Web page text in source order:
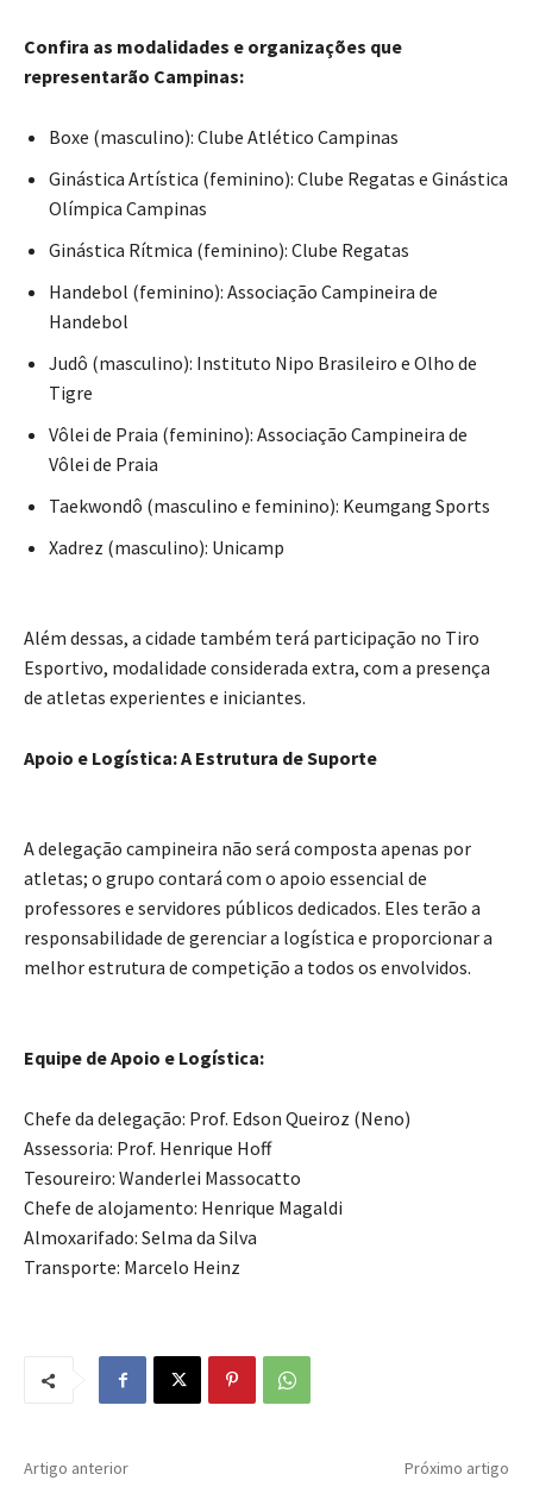
Confira as modalidades e organizações que
representarão Campinas:
Boxe (masculino): Clube Atlético Campinas
​Ginástica Artística (feminino): Clube Regatas e Ginástica
Olímpica Campinas
​Ginástica Rítmica (feminino): Clube Regatas
​Handebol (feminino): Associação Campineira de
Handebol
Judô (masculino): Instituto Nipo Brasileiro e Olho de
Tigre
Vôlei de Praia (feminino): Associação Campineira de
Vôlei de Praia
Taekwondô (masculino e feminino): Keumgang Sports
Xadrez (masculino): Unicamp
​Além dessas, a cidade também terá participação no Tiro
Esportivo, modalidade considerada extra, com a presença
de atletas experientes e iniciantes.
​Apoio e Logística: A Estrutura de Suporte
​A delegação campineira não será composta apenas por
atletas; o grupo contará com o apoio essencial de
professores e servidores públicos dedicados. Eles terão a
responsabilidade de gerenciar a logística e proporcionar a
melhor estrutura de competição a todos os envolvidos.
​Equipe de Apoio e Logística:
​Chefe da delegação: Prof. Edson Queiroz (Neno)
​Assessoria: Prof. Henrique Hoff
​Tesoureiro: Wanderlei Massocatto
​Chefe de alojamento: Henrique Magaldi
​Almoxarifado: Selma da Silva
​Transporte: Marcelo Heinz
Artigo anterior Próximo artigo